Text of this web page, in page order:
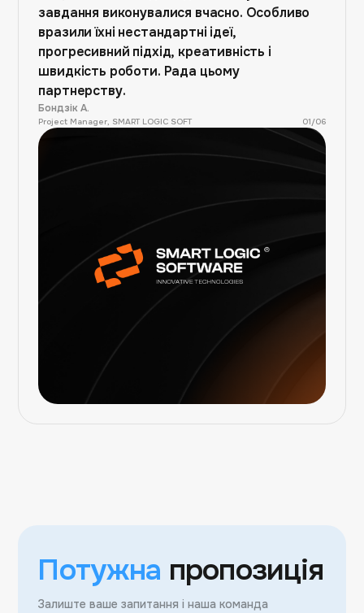
завдання виконувалися вчасно. Особливо
вразили їхні нестандартні ідеї,
прогресивний підхід, креативність і
швидкість роботи. Рада цьому
партнерству.
Бондзік А.
Project Manager, SMART LOGIC SOFT 01/06
Потужна пропозиція
Залиште ваше запитання і наша команда